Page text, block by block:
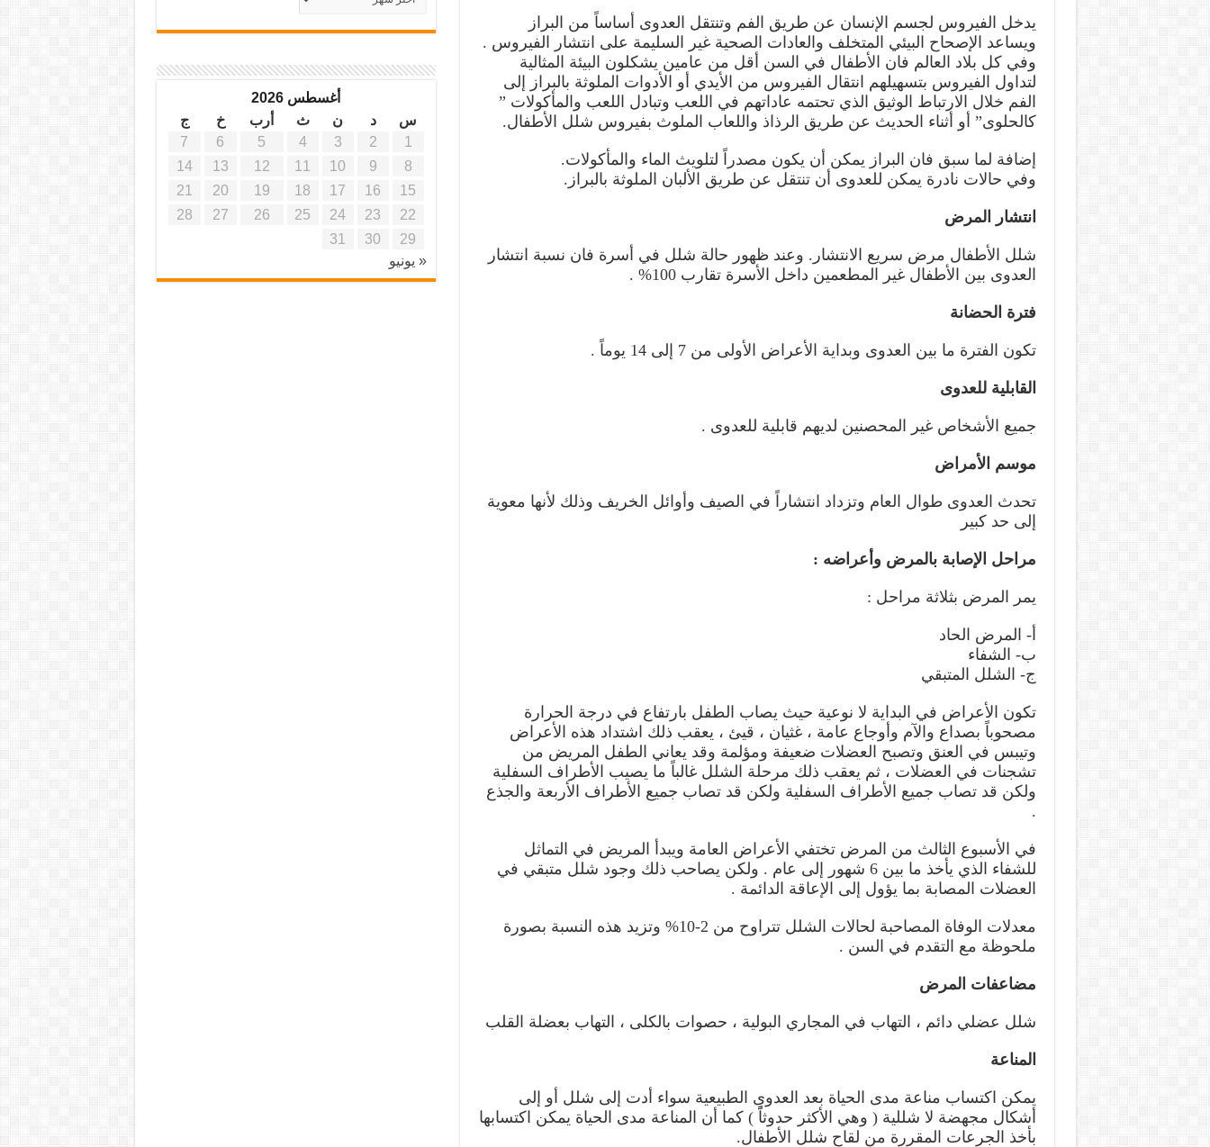
يدخل الفيروس لجسم الإنسان عن طريق الفم وتنتقل العدوى أساساً من البراز
ويساعد الإصحاح البيئي المتخلف والعادات الصحية غير السليمة على انتشار الفيروس .
وفي كل بلاد العالم فان الأطفال في السن أقل من عامين يشكلون البيئة المثالية
لتداول الفيروس بتسهيلهم انتقال الفيروس من الأيدي أو الأدوات الملوثة بالبراز إلى
الفم خلال الارتباط الوثيق الذي تحتمه عاداتهم في اللعب وتبادل اللعب والمأكولات ”
كالحلوى” أو أثناء الحديث عن طريق الرذاذ واللعاب الملوث بفيروس شلل الأطفال.
إضافة لما سبق فان البراز يمكن أن يكون مصدراً لتلويث الماء والمأكولات.
وفي حالات نادرة يمكن للعدوى أن تنتقل عن طريق الألبان الملوثة بالبراز.
انتشار المرض
شلل الأطفال مرض سريع الانتشار. وعند ظهور حالة شلل في أسرة فان نسبة انتشار
العدوى بين الأطفال غير المطعمين داخل الأسرة تقارب 100% .
فترة الحضانة
تكون الفترة ما بين العدوى وبداية الأعراض الأولى من 7 إلى 14 يوماً .
القابلية للعدوى
جميع الأشخاص غير المحصنين لديهم قابلية للعدوى .
موسم الأمراض
تحدث العدوى طوال العام وتزداد انتشاراً في الصيف وأوائل الخريف وذلك لأنها معوية
إلى حد كبير
مراحل الإصابة بالمرض وأعراضه :
يمر المرض بثلاثة مراحل :
أ- المرض الحاد
ب- الشفاء
ج- الشلل المتبقي
تكون الأعراض في البداية لا نوعية حيث يصاب الطفل بارتفاع في درجة الحرارة
مصحوباً بصداع والآم وأوجاع عامة ، غثيان ، قيئ ، يعقب ذلك اشتداد هذه الأعراض
وتيبس في العنق وتصبح العضلات ضعيفة ومؤلمة وقد يعاني الطفل المريض من
تشجنات في العضلات ، ثم يعقب ذلك مرحلة الشلل غالباً ما يصيب الأطراف السفلية
ولكن قد تصاب جميع الأطراف السفلية ولكن قد تصاب جميع الأطراف الأربعة والجذع
.
في الأسبوع الثالث من المرض تختفي الأعراض العامة ويبدأ المريض في التماثل
للشفاء الذي يأخذ ما بين 6 شهور إلى عام . ولكن يصاحب ذلك وجود شلل متبقي في
العضلات المصابة بما يؤول إلى الإعاقة الدائمة .
معدلات الوفاة المصاحبة لحالات الشلل تتراوح من 2-10% وتزيد هذه النسبة بصورة
ملحوظة مع التقدم في السن .
مضاعفات المرض
شلل عضلي دائم ، التهاب في المجاري البولية ، حصوات بالكلى ، التهاب بعضلة القلب
المناعة
يمكن اكتساب مناعة مدى الحياة بعد العدوى الطبيعية سواء أدت إلى شلل أو إلى
أشكال مجهضة لا شللية ( وهي الأكثر حدوثاًً ) كما أن المناعة مدى الحياة يمكن اكتسابها
بأخذ الجرعات المقررة من لقاح شلل الأطفال.
موقع
أغسطس 2026
س
د ن ث أرب خ
ج
1
2
3
4
5
6
7
8
9
10
11
12
13
14
15
16
17
18
19
20
21
22
23
24
25
26
27
28
29
30
31
« يونيو